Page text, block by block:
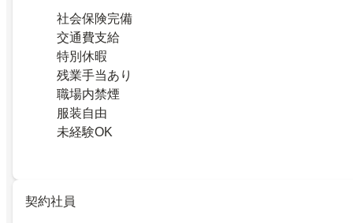
社会保険完備
交通費支給
特別休暇
残業手当あり
職場内禁煙
服装自由
未経験OK
契約社員